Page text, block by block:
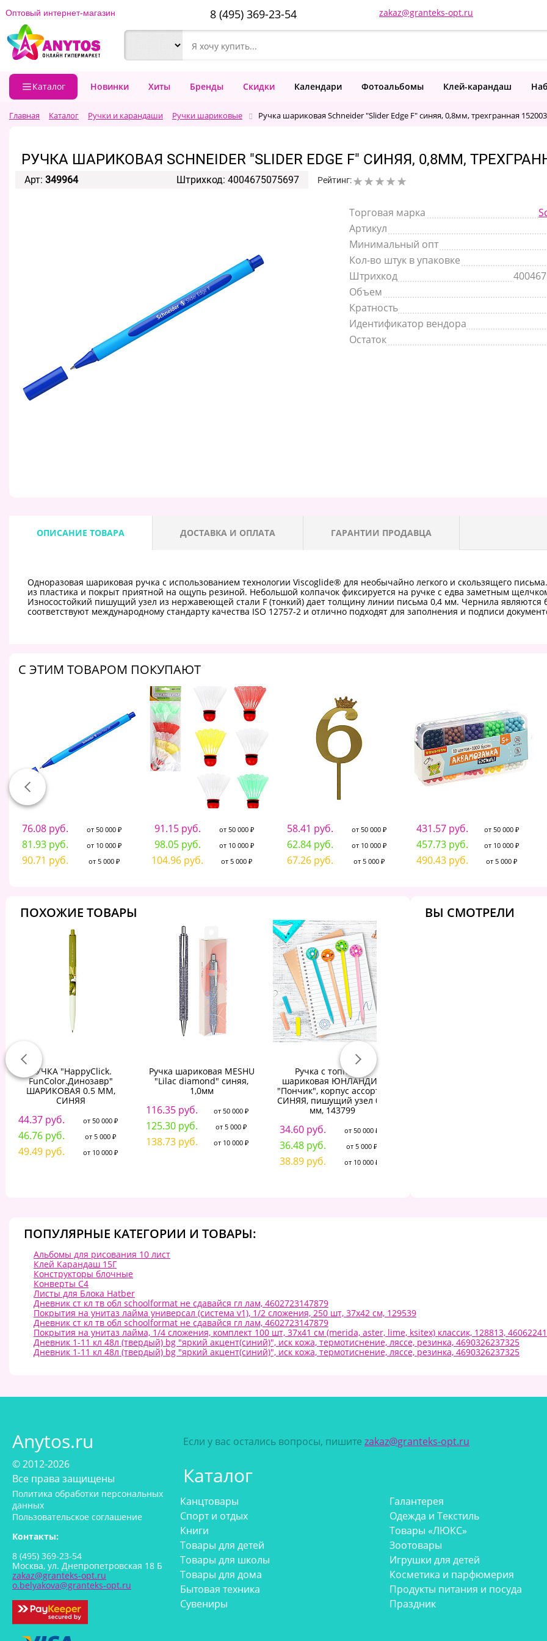
Оптовый интернет-магазин 8 (495) 369-23-54 zakaz@granteks-opt.ru
Каталог Новинки Хиты Бренды Скидки Календари Фотоальбомы Клей-карандаш
Главная Каталог Ручки и карандаши Ручки шариковые Ручка шариковая Schneider "Slider Edge F" синяя, 0,8мм, трехгранная 152003
РУЧКА ШАРИКОВАЯ SCHNEIDER "SLIDER EDGE F" СИНЯЯ, 0,8ММ,
Арт: 349964 Штрихкод: 4004675075697 Рейтинг:
Торговая марка
Артикул
Минимальный опт
Кол-во штук в упаковке
Штрихкод
Объем
Кратность
Идентификатор вендора
Остаток
ОПИСАНИЕ ТОВАРА ДОСТАВКА И ОПЛАТА ГАРАНТИИ ПРОДАВЦА
Одноразовая шариковая ручка с использованием технологии Viscoglide® для необычайно легкого и скользящего
из пластика и покрыт приятной на ощупь резиной. Небольшой колпачок фиксируется на ручке с едва заметным
Износостойкий пишущий узел из нержавеющей стали F (тонкий) дает толщину линии письма 0,4 мм. Чернила являются
соответствуют международному стандарту качества ISO 12757-2 и отлично подходят для заполнения и подписи
C ЭТИМ ТОВАРОМ ПОКУПАЮТ
76.08 руб. от 50 000 ₽
81.93 руб. от 10 000 ₽
90.71 руб. от 5 000 ₽
91.15 руб. от 50 000 ₽
98.05 руб. от 10 000 ₽
104.96 руб. от 5 000 ₽
58.41 руб. от 50 000 ₽
62.84 руб. от 10 000 ₽
67.26 руб. от 5 000 ₽
431.57 руб. от 50 000 ₽
457.73 руб. от 10 000 ₽
490.43 руб. от 5 000 ₽
ПОХОЖИЕ ТОВАРЫ
РУЧКА "HappyClick.
FunColor.Динозавр"
ШАРИКОВАЯ 0.5 ММ,
СИНЯЯ
44.37 руб. от 50 000 ₽
46.76 руб. от 5 000 ₽
49.49 руб. от 10 000 ₽
Ручка шариковая MESHU
"Lilac diamond" синяя,
1,0мм
116.35 руб. от 50 000 ₽
125.30 руб. от 5 000 ₽
138.73 руб. от 10 000 ₽
Ручка с топпером
шариковая ЮНЛАНДИЯ
"Пончик", корпус ассорти,
СИНЯЯ, пишущий узел 0,7
мм, 143799
34.60 руб. от 50 000 ₽
36.48 руб. от 5 000 ₽
38.89 руб. от 10 000 ₽
ВЫ СМОТРЕЛИ
ПОПУЛЯРНЫЕ КАТЕГОРИИ И ТОВАРЫ:
Альбомы для рисования 10 лист
Клей Карандаш 15Г
Конструкторы блочные
Конверты C4
Листы для Блока Hatber
Дневник ст кл тв обл schoolformat не сдавайся гл лам, 4602723147879
Покрытия на унитаз лайма универсал (система v1), 1/2 сложения, 250 шт, 37х42 см, 129539
Дневник ст кл тв обл schoolformat не сдавайся гл лам, 4602723147879
Покрытия на унитаз лайма, 1/4 сложения, комплект 100 шт, 37х41 см (merida, aster, lime, ksitex) классик, 128813,
Дневник 1-11 кл 48л (твердый) bg "яркий акцент(синий)", иск кожа, термотиснение, ляссе, резинка, 4690326237325
Дневник 1-11 кл 48л (твердый) bg "яркий акцент(синий)", иск кожа, термотиснение, ляссе, резинка, 4690326237325
Anytos.ru
© 2012-2026
Все права защищены
Политика обработки персональных
данных
Пользовательское соглашение
Контакты:
8 (495) 369-23-54
Москва, ул. Днепропетровская 18 Б
zakaz@granteks-opt.ru
o.belyakova@granteks-opt.ru
Если у вас остались вопросы, пишите zakaz@granteks-opt.ru
Каталог
Канцтовары
Спорт и отдых
Книги
Товары для детей
Товары для школы
Товары для дома
Бытовая техника
Сувениры
Галантерея
Одежда и Текстиль
Товары «ЛЮКС»
Зоотовары
Игрушки для детей
Косметика и парфюмерия
Продукты питания и посуда
Праздник